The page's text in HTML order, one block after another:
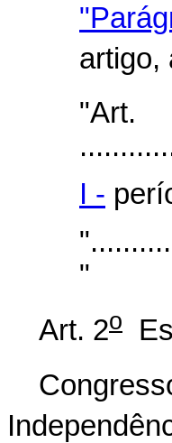
artigo,
I -
"
Art. 2o